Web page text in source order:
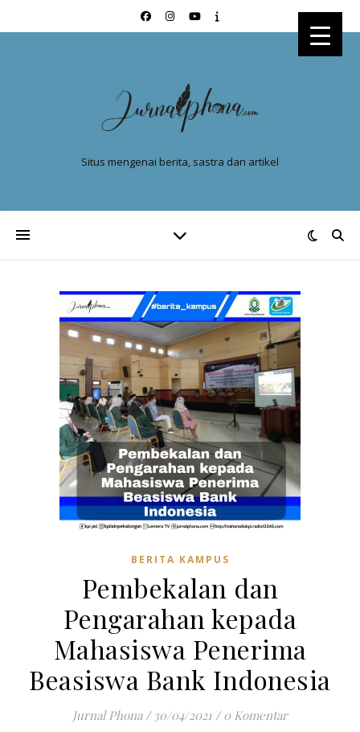
Situs mengenai berita, sastra dan artikel
BERITA KAMPUS
Pembekalan dan
Pengarahan kepada
Mahasiswa Penerima
Beasiswa Bank Indonesia
Jurnal Phona / 30/04/2021 / 0 Komentar